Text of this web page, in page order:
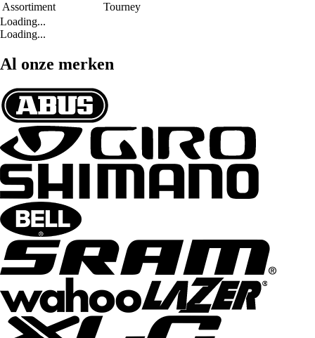
Assortiment
Tourney
Loading...
Loading...
Al onze merken